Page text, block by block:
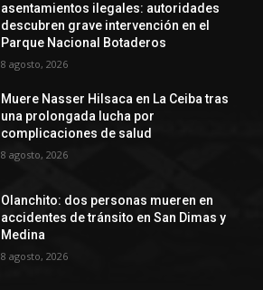
asentamientos ilegales: autoridades
descubren grave intervención en el
Parque Nacional Botaderos
8 agosto, 2026
Muere Nasser Hilsaca en La Ceiba tras
una prolongada lucha por
complicaciones de salud
8 agosto, 2026
Olanchito: dos personas mueren en
accidentes de tránsito en San Dimas y
Medina
8 agosto, 2026